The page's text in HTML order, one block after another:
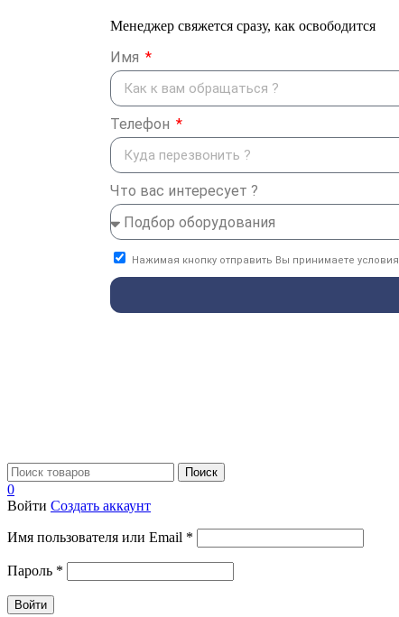
Менеджер свяжется сразу, как освободится
Имя
Телефон
Что вас интересует ?
Нажимая кнопку отправить Вы принимаете условия
Поиск
0
Войти Создать аккаунт
Имя пользователя или Email *
Пароль *
Войти